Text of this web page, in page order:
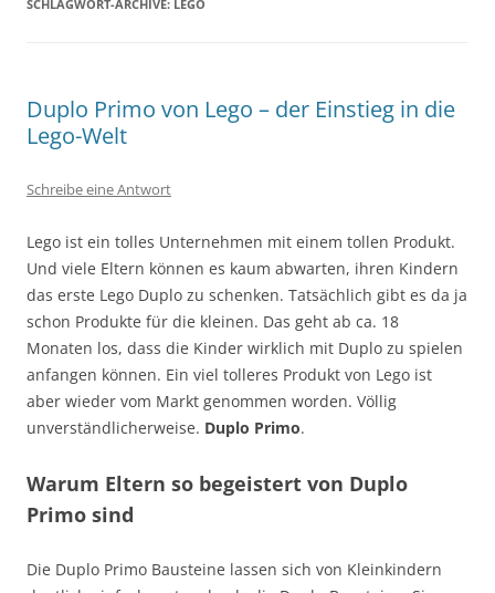
SCHLAGWORT-ARCHIVE: LEGO
Duplo Primo von Lego – der Einstieg in die
Lego-Welt
Schreibe eine Antwort
Lego ist ein tolles Unternehmen mit einem tollen Produkt.
Und viele Eltern können es kaum abwarten, ihren Kindern
das erste Lego Duplo zu schenken. Tatsächlich gibt es da ja
schon Produkte für die kleinen. Das geht ab ca. 18
Monaten los, dass die Kinder wirklich mit Duplo zu spielen
anfangen können. Ein viel tolleres Produkt von Lego ist
aber wieder vom Markt genommen worden. Völlig
unverständlicherweise. Duplo Primo.
Warum Eltern so begeistert von Duplo
Primo sind
Die Duplo Primo Bausteine lassen sich von Kleinkindern